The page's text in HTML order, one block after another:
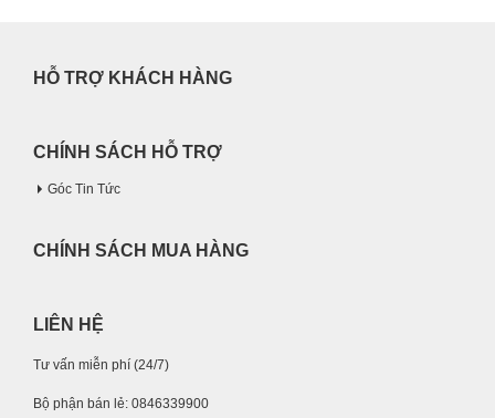
HỖ TRỢ KHÁCH HÀNG
CHÍNH SÁCH HỖ TRỢ
Góc Tin Tức
CHÍNH SÁCH MUA HÀNG
LIÊN HỆ
Tư vấn miễn phí (24/7)
Bộ phận bán lẻ: 0846339900